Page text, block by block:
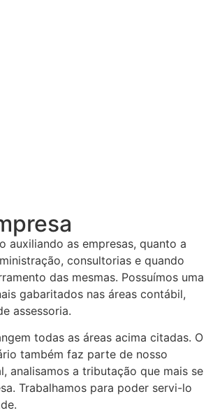
auxiliando as empresas, quanto a
consultorias e quando
das mesmas. Possuímos uma
gabaritados nas áreas contábil,
assessoria.
todas as áreas acima citadas. O
também faz parte de nosso
analisamos a tributação que mais se
Trabalhamos para poder servi-lo